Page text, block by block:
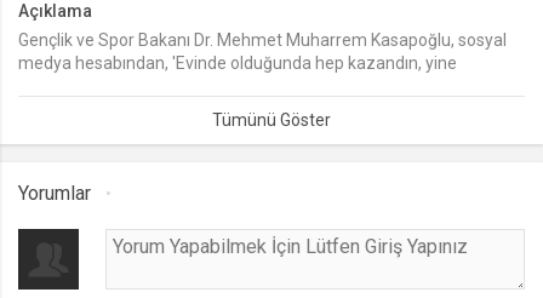
lang
.web.tv
Seçilen dil tercihini tutmak
.web.tv
Açıklama
Gençlik ve Spor Bakanı Dr. Mehmet Muharrem Kasapoğlu, sosyal
medya hesabından, 'Evinde olduğunda hep kazandın, yine
Yorumlar